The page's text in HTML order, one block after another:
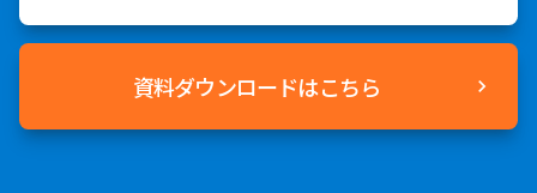
資料ダウンロードはこちら chevron_right